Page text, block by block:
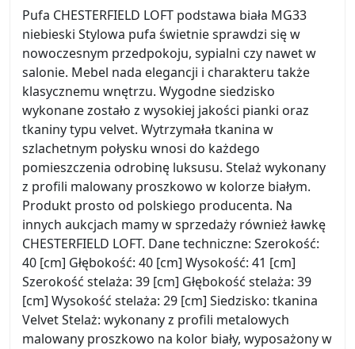
Pufa CHESTERFIELD LOFT podstawa biała MG33
niebieski Stylowa pufa świetnie sprawdzi się w
nowoczesnym przedpokoju, sypialni czy nawet w
salonie. Mebel nada elegancji i charakteru także
klasycznemu wnętrzu. Wygodne siedzisko
wykonane zostało z wysokiej jakości pianki oraz
tkaniny typu velvet. Wytrzymała tkanina w
szlachetnym połysku wnosi do każdego
pomieszczenia odrobinę luksusu. Stelaż wykonany
z profili malowany proszkowo w kolorze białym.
Produkt prosto od polskiego producenta. Na
innych aukcjach mamy w sprzedaży również ławkę
CHESTERFIELD LOFT. Dane techniczne: Szerokość:
40 [cm] Głębokość: 40 [cm] Wysokość: 41 [cm]
Szerokość stelaża: 39 [cm] Głębokość stelaża: 39
[cm] Wysokość stelaża: 29 [cm] Siedzisko: tkanina
Velvet Stelaż: wykonany z profili metalowych
malowany proszkowo na kolor biały, wyposażony w